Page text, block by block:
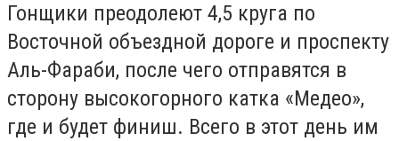
Гонщики преодолеют 4,5 круга по
Восточной объездной дороге и проспекту
Аль-Фараби, после чего отправятся в
сторону высокогорного катка «Медео»,
где и будет финиш. Всего в этот день им